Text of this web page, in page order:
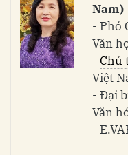
Nam)
- Phó
Văn
- Chủ
Việt
- Đại
Văn
-
---